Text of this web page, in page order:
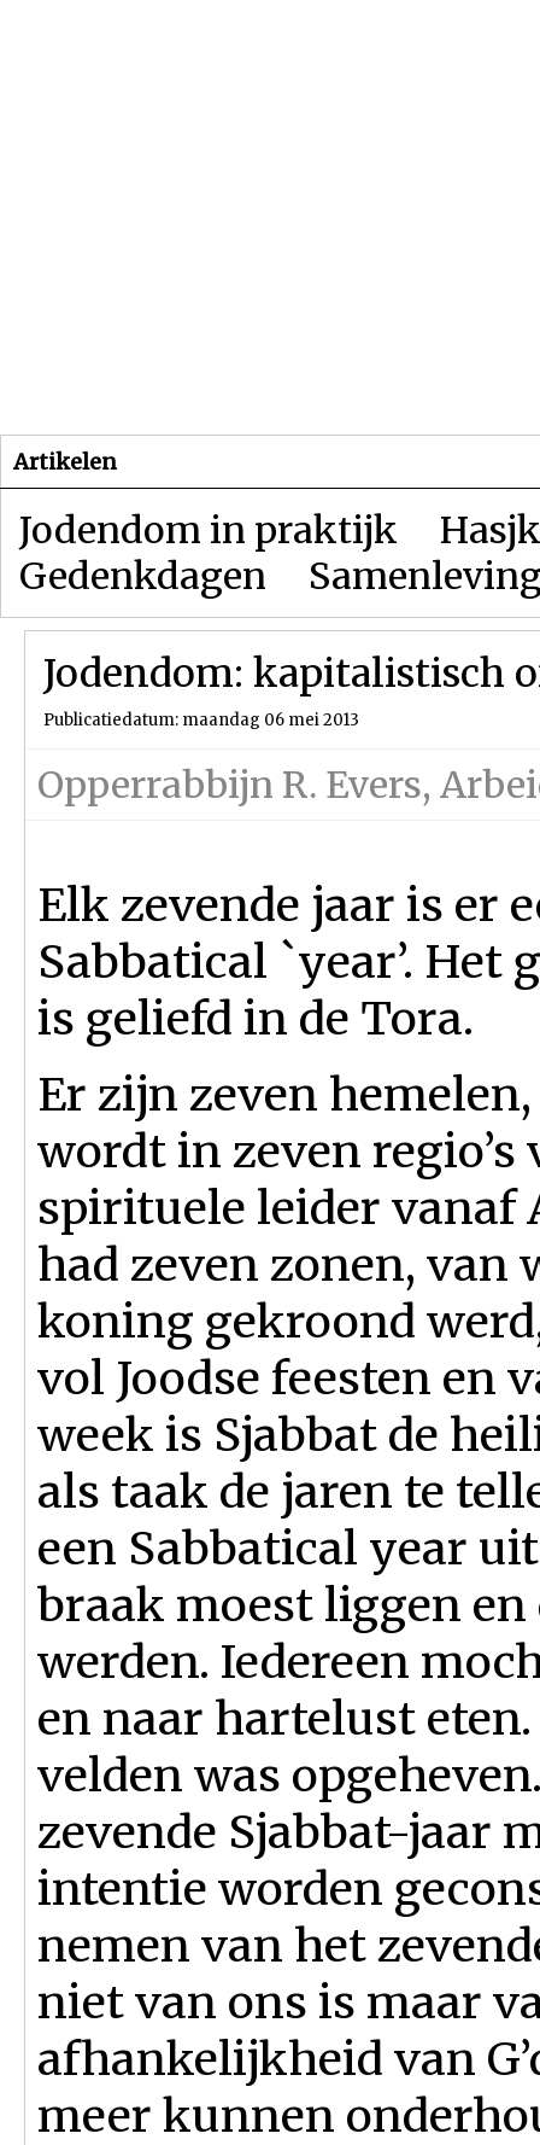
Artikelen
Jodendom in praktijk
Gedenkdagen
Jodendom: kapitalistisch
Publicatiedatum: maandag 06 mei 2013
Opperrabbijn R. Evers,
Elk zevende jaar is er
Sabbatical `year’. Het
is geliefd in de Tora.
Er zijn zeven
wordt in zeven regio’s
spirituele leider vanaf
had zeven zonen, van
koning gekroond
vol Joodse feesten en
week is Sjabbat de
als taak de jaren te
een Sabbatical year
braak moest liggen en
werden. Iedereen
en naar hartelust
velden was
zevende Sjabbat-jaar
intentie worden
nemen van het
niet van ons is maar
afhankelijkheid van
meer kunnen